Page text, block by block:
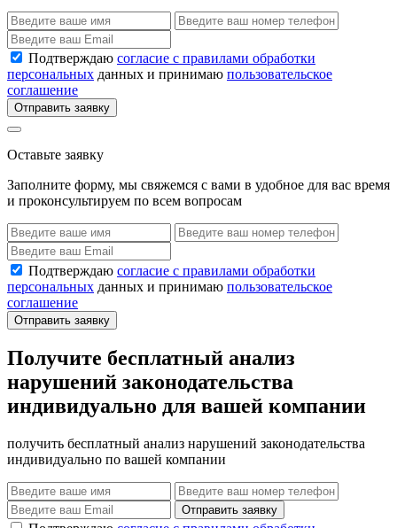
Подтверждаю согласие с правилами обработки
персональных данных и принимаю пользовательское
соглашение
Отправить заявку
Оставьте заявку
Заполните форму, мы свяжемся с вами в удобное для вас время
и проконсультируем по всем вопросам
Подтверждаю согласие с правилами обработки
персональных данных и принимаю пользовательское
соглашение
Отправить заявку
Получите бесплатный анализ
нарушений законодательства
индивидуально для вашей компании
получить бесплатный анализ нарушений законодательства
индивидуально по вашей компании
Отправить заявку